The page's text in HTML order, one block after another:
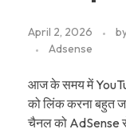
April 2, 2026
Adsense
आज के समय में
को लिंक करना बहुत
चैनल को AdSense